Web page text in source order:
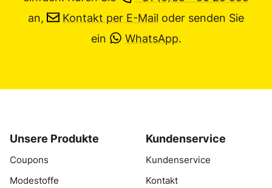
an,
Kontakt per E-Mail oder senden Sie
ein
WhatsApp.
Unsere Produkte
Coupons
Modestoffe
Kundenservice
Kundenservice
Kontakt